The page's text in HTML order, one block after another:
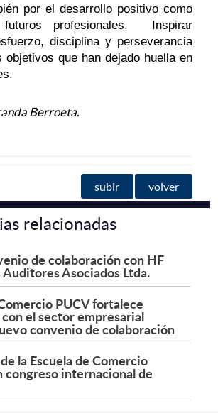
por el desarrollo positivo como
profesionales. Inspirar
disciplina y perseverancia
objetivos que han dejado huella en
Berroeta.
subir volver
relacionadas
de colaboración con HF
Asociados Ltda.
PUCV fortalece
el sector empresarial
convenio de colaboración
la Escuela de Comercio
congreso internacional de